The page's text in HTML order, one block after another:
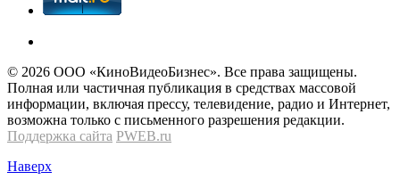
© 2026 OOО «КиноВидеоБизнес». Все права защищены.
Полная или частичная публикация в средствах массовой
информации, включая прессу, телевидение, радио и Интернет,
возможна только с письменного разрешения редакции.
Поддержка сайта PWEB.ru
Наверх